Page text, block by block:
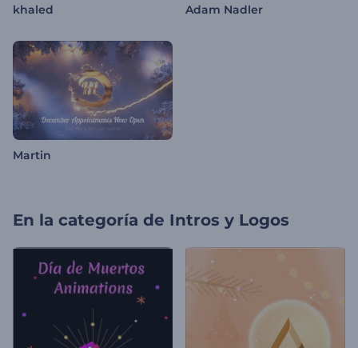
khaled Adam Nadler
Martin
En la categoría de Intros y Logos